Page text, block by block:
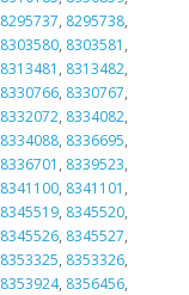
8295737, 8295738,
8303580, 8303581 ,
8313481 , 8313482,
8330766, 8330767,
8332072, 8334082,
8334088, 8336695,
8336701 , 8339523,
8341100, 8341101 ,
8345519, 8345520,
8345526, 8345527,
8353325, 8353326,
8353924, 8356456,